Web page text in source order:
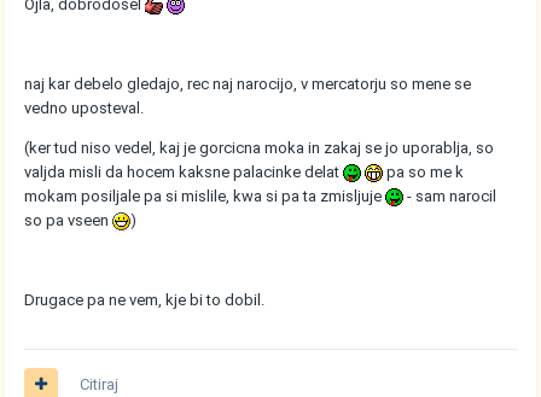
Ojla, dobrodosel
naj kar debelo gledajo, rec naj narocijo, v mercatorju so mene se
vedno uposteval.
(ker tud niso vedel, kaj je gorcicna moka in zakaj se jo uporablja, so
valjda misli da hocem kaksne palacinke delat
pa so me k
mokam posiljale pa si mislile, kwa si pa ta zmisljuje
- sam narocil
so pa vseen
)
Drugace pa ne vem, kje bi to dobil.
Citiraj